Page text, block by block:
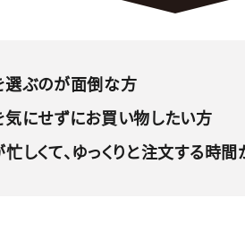
選ぶのが面倒な方
気にせずにお買い物したい方
忙しくて、ゆっくりと注文する時